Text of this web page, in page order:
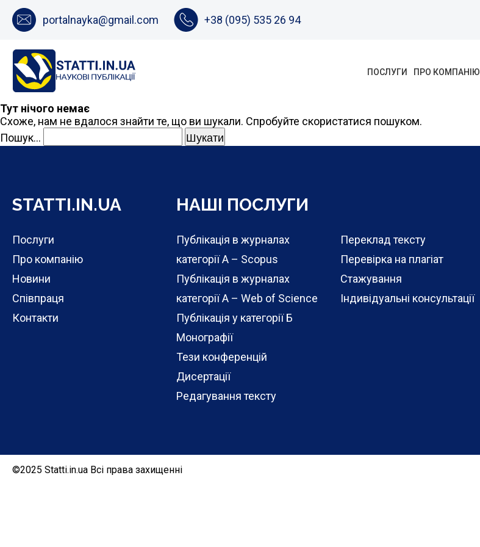
portalnayka@gmail.com +38 (095) 535 26 94
ПОСЛУГИ ПРО КОМПАНІЮ
Тут нічого немає
Схоже, нам не вдалося знайти те, що ви шукали. Спробуйте скористатися пошуком.
Пошук…
STATTI.IN.UA
Послуги
Про компанію
Новини
Співпраця
Контакти
НАШІ ПОСЛУГИ
Публікація в журналах
категорії А – Scopus
Публікація в журналах
категорії А – Web of Science
Публікація у категорії Б
Монографії
Тези конференцій
Дисертації
Редагування тексту
Переклад тексту
Перевірка на плагіат
Стажування
Індивідуальні консультації
©2025 Statti.in.ua Всі права захищенні